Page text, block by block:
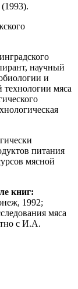
научный
и
мяса
питания
мясной
книг:
1992;
мяса
с И.А.